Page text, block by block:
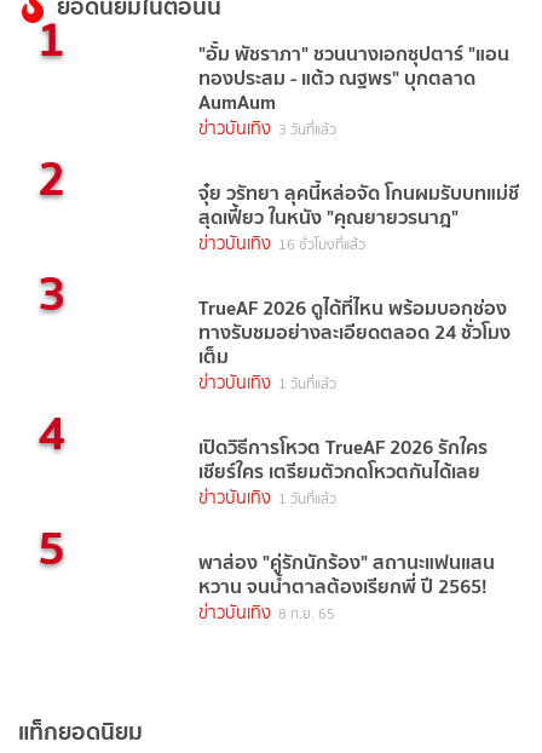
1 "อั้ม พัชราภา" ชวนนางเอกซุปตาร์ "แอน
ทองประสม - แต้ว ณฐพร" บุกตลาด
AumAum
ข่าวบันเทิง 3 วันที่แล้ว
2 จุ๋ย วรัทยา ลุคนี้หล่อจัด โกนผมรับบทแม่ชี
สุดเฟี้ยว ในหนัง "คุณยายวรนาฎ"
ข่าวบันเทิง 16 ชั่วโมงที่แล้ว
3 TrueAF 2026 ดูได้ที่ไหน พร้อมบอกช่อง
ทางรับชมอย่างละเอียดตลอด 24 ชั่วโมง
เต็ม
ข่าวบันเทิง 1 วันที่แล้ว
4 เปิดวิธีการโหวต TrueAF 2026 รักใคร
เชียร์ใคร เตรียมตัวกดโหวตกันได้เลย
ข่าวบันเทิง 1 วันที่แล้ว
5 พาส่อง "คู่รักนักร้อง" สถานะแฟนแสน
หวาน จนน้ำตาลต้องเรียกพี่ ปี 2565!
ข่าวบันเทิง 8 ก.ย. 65
แท็กยอดนิยม